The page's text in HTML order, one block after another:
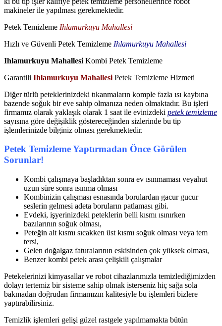
makineler ile yapılması gerekmektedir.
Petek Temizleme Ihlamurkuyu Mahallesi
Hızlı ve Güvenli Petek Temizleme Ihlamurkuyu Mahallesi
Ihlamurkuyu Mahallesi Kombi Petek Temizleme
Garantili Ihlamurkuyu Mahallesi Petek Temizleme Hizmeti
Diğer türlü peteklerinizdeki tıkanmaların komple fazla ısı kaybına
bazende soğuk bir eve sahip olmanıza neden olmaktadır. Bu işleri
firmamız olarak yaklaşık olarak 1 saat ile evinizdeki petek temizleme
sayısına göre değişiklik göstereceğinden sizlerinde bu tip
işlemlerinizde bilginiz olması gerekmektedir.
Petek Temizleme Yaptırmadan Önce Görülen
Sorunlar!
Kombi çalışmaya başladıktan sonra ev ısınmaması veyahut
uzun süre sonra ısınma olması
Kombinizin çalışması esnasında borulardan gacur gucur
seslerin gelmesi adeta boruların patlaması gibi.
Evdeki, işyerinizdeki peteklerin belli kısmı ısınırken
bazılarının soğuk olması,
Peteğin alt kısmı sıcakken üst kısmı soğuk olması veya tem
tersi,
Gelen doğalgaz faturalarının eskisinden çok yüksek olması,
Benzer kombi petek arası çelişkili çalışmalar
Petekelerinizi kimyasallar ve robot cihazlarımızla temizlediğimizden
dolayı tertemiz bir sisteme sahip olmak isterseniz hiç sağa sola
bakmadan doğrudan firmamızın kalitesiyle bu işlemleri bizlere
yaptırabilirsiniz.
Temizlik işlemleri gelişi güzel rastgele yapılmamakta bütün